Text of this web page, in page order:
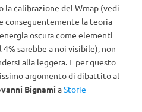
la calibrazione del Wmap (vedi
conseguentemente la teoria
oscura come elementi
sarebbe a noi visibile), non
alla leggera. E per questo
argomento di dibattito al
Bignami aStorie